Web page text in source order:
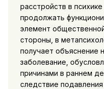
расстройств в
продолжать
элемент
стороны, в
получает объяснение
заболевание,
причинами в раннем
следствие